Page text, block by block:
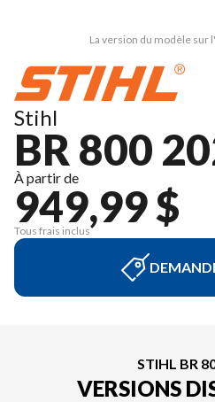
La version du modèle sur
Stihl
BR 800
À partir de
949,99 $
Tous frais inclus
STIHL BR
VERSIONS